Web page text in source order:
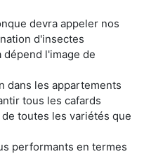
devra appeler nos
d'insectes
l'image de
dans les appartements
tous les cafards
toutes les variétés que
performants en termes